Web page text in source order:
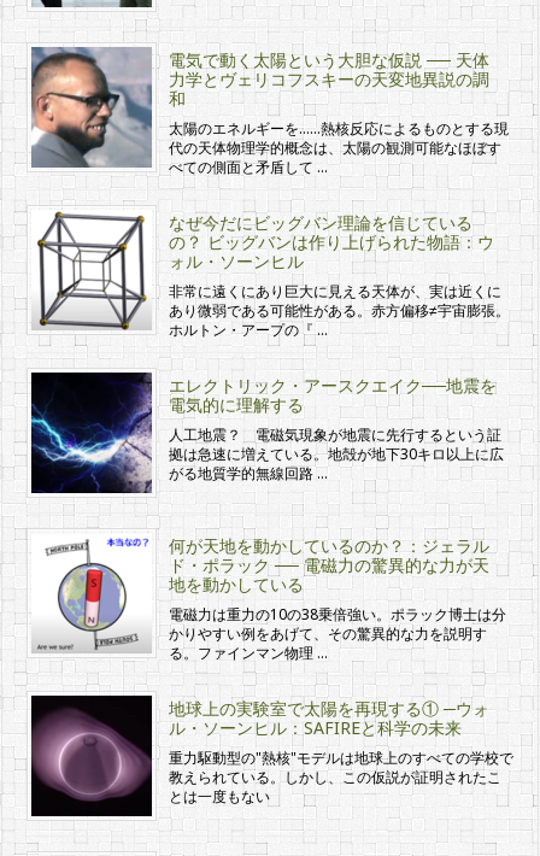
電気で動く太陽という大胆な仮説 ── 天体
力学とヴェリコフスキーの天変地異説の調
和
太陽のエネルギーを……熱核反応によるものとする現
代の天体物理学的概念は、太陽の観測可能なほぼす
べての側面と矛盾して …
なぜ今だにビッグバン理論を信じている
の？ ビッグバンは作り上げられた物語：ウ
ォル・ソーンヒル
非常に遠くにあり巨大に見える天体が、実は近くに
あり微弱である可能性がある。赤方偏移≠宇宙膨張。
ホルトン・アープの『 …
エレクトリック・アースクエイク──地震を
電気的に理解する
人工地震？ 電磁気現象が地震に先行するという証
拠は急速に増えている。地殻が地下30キロ以上に広
がる地質学的無線回路 …
何が天地を動かしているのか？：ジェラル
ド・ポラック ── 電磁力の驚異的な力が天
地を動かしている
電磁力は重力の10の38乗倍強い。ポラック博士は分
かりやすい例をあげて、その驚異的な力を説明す
る。ファインマン物理 …
地球上の実験室で太陽を再現する① ─ウォ
ル・ソーンヒル：SAFIREと科学の未来
重力駆動型の"熱核"モデルは地球上のすべての学校で
教えられている。しかし、この仮説が証明されたこ
とは一度もない